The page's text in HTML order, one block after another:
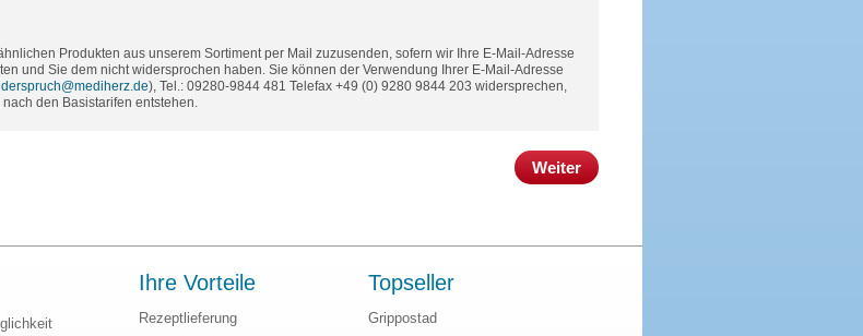
Produkten aus unserem Sortiment per Mail zuzusenden, sofern wir Ihre E-Mail-Adresse
und Sie dem nicht widersprochen haben. Sie können der Verwendung Ihrer E-Mail-Adresse
), Tel.: 09280-9844 481 Telefax +49 (0) 9280 9844 203 widersprechen,
den Basistarifen entstehen.
Weiter
Ihre Vorteile
Rezeptlieferung
Topseller
Grippostad